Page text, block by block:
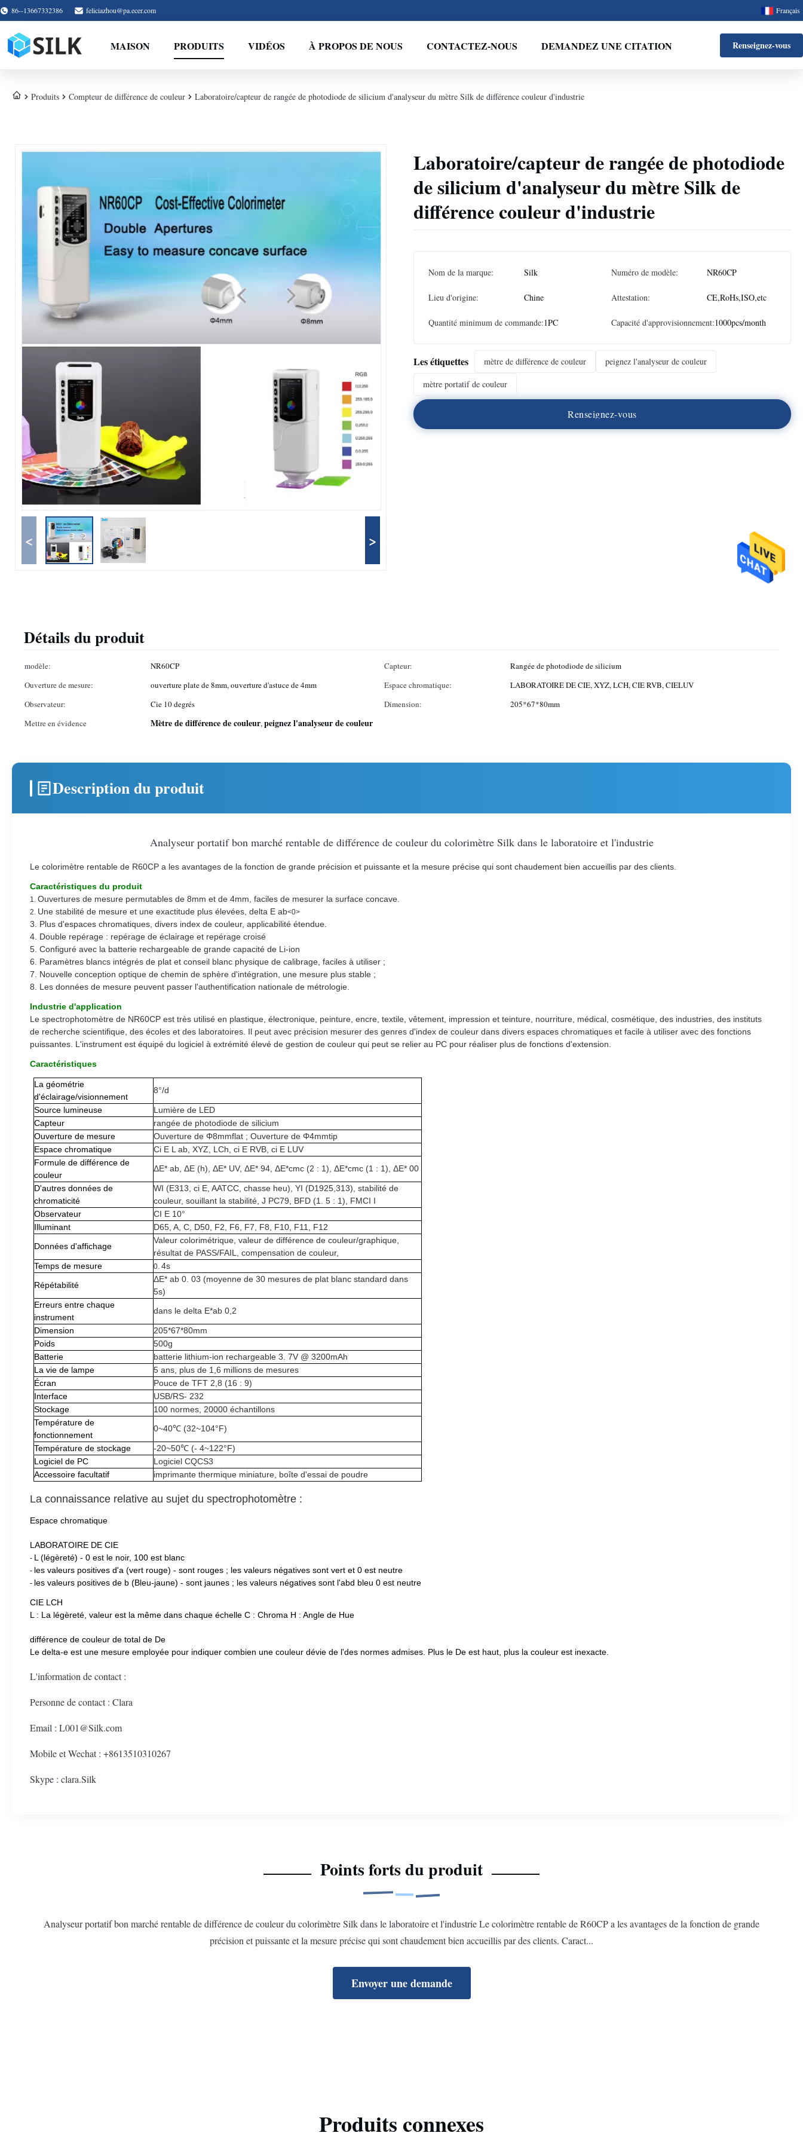
86--13667332386 feliciazhou@pa.ecer.com Français
MAISON PRODUITS VIDÉOS À PROPOS DE NOUS CONTACTEZ-NOUS DEMANDEZ UNE CITATION Renseignez-vous
Produits Compteur de différence de couleur Laboratoire/capteur de rangée de photodiode de silicium d'analyseur du mètre Silk de différence couleur d'industrie
< >
Laboratoire/capteur de rangée de photodiode
de silicium d'analyseur du mètre Silk de
différence couleur d'industrie
Nom de la marque: Silk Numéro de modèle: NR60CP
Lieu d'origine: Chine Attestation: CE,RoHs,ISO,etc
Quantité minimum de commande:1PC Capacité d'approvisionnement:1000pcs/month
Les étiquettes mètre de différence de couleur
peignez l'analyseur de couleur
mètre portatif de couleur
Renseignez-vous
Détails du produit
modèle: NR60CP Capteur:
Rangée de photodiode de silicium
Ouverture de mesure:
ouverture plate de 8mm, ouverture d'astuce de 4mm Espace chromatique:
LABORATOIRE DE CIE, XYZ, LCH, CIE RVB, CIELUV
Observateur:
Cie 10 degrés Dimension:
205*67*80mm
Mettre en évidence
Mètre de différence de couleur,peignez l'analyseur de couleur
Description du produit
Analyseur portatif bon marché rentable de différence de couleur du colorimètre Silk dans le laboratoire et l'industrie
Le colorimètre rentable de R60CP a les avantages de la fonction de grande précision et puissante et la mesure précise qui sont chaudement bien accueillis par des clients.
Caractéristiques du produit
1. Ouvertures de mesure permutables de 8mm et de 4mm, faciles de mesurer la surface concave.
2. Une stabilité de mesure et une exactitude plus élevées, delta E ab<0>
3. Plus d'espaces chromatiques, divers index de couleur, applicabilité étendue.
4. Double repérage : repérage de éclairage et repérage croisé
5. Configuré avec la batterie rechargeable de grande capacité de Li-ion
6. Paramètres blancs intégrés de plat et conseil blanc physique de calibrage, faciles à utiliser ;
7. Nouvelle conception optique de chemin de sphère d'intégration, une mesure plus stable ;
8. Les données de mesure peuvent passer l'authentification nationale de métrologie.
Industrie d'application
Le spectrophotomètre de NR60CP est très utilisé en plastique, électronique, peinture, encre, textile, vêtement, impression et teinture, nourriture, médical, cosmétique, des industries, des instituts
de recherche scientifique, des écoles et des laboratoires. Il peut avec précision mesurer des genres d'index de couleur dans divers espaces chromatiques et facile à utiliser avec des fonctions
puissantes. L'instrument est équipé du logiciel à extrémité élevé de gestion de couleur qui peut se relier au PC pour réaliser plus de fonctions d'extension.
Caractéristiques
La géométrie
d'éclairage/visionnement
8°/d
Source lumineuse
Lumière de LED
Capteur
rangée de photodiode de silicium
Ouverture de mesure
Ouverture de Φ8mmflat ; Ouverture de Φ4mmtip
Espace chromatique
Ci E L ab, XYZ, LCh, ci E RVB, ci E LUV
Formule de différence de
couleur
ΔE* ab, ΔE (h), ΔE* UV, ΔE* 94, ΔE*cmc (2 : 1), ΔE*cmc (1 : 1), ΔE* 00
D'autres données de
chromaticité
WI (E313, ci E, AATCC, chasse heu), YI (D1925,313), stabilité de
couleur, souillant la stabilité, J PC79, BFD (1. 5 : 1), FMCI I
Observateur
CI E 10°
Illuminant
D65, A, C, D50, F2, F6, F7, F8, F10, F11, F12
Données d'affichage
Valeur colorimétrique, valeur de différence de couleur/graphique,
résultat de PASS/FAIL, compensation de couleur,
Temps de mesure
0.4s
Répétabilité
ΔE* ab 0. 03 (moyenne de 30 mesures de plat blanc standard dans
5s)
Erreurs entre chaque
instrument
dans le delta E*ab 0,2
Dimension
205*67*80mm
Poids
500g
Batterie
batterie lithium-ion rechargeable 3. 7V @ 3200mAh
La vie de lampe
5 ans, plus de 1,6 millions de mesures
Écran
Pouce de TFT 2,8 (16 : 9)
Interface
USB/RS- 232
Stockage
100 normes, 20000 échantillons
Température de
fonctionnement
0~40℃ (32~104°F)
Température de stockage
-20~50℃ (- 4~122°F)
Logiciel de PC
Logiciel CQCS3
Accessoire facultatif
imprimante thermique miniature, boîte d'essai de poudre
La connaissance relative au sujet du spectrophotomètre :
Espace chromatique
LABORATOIRE DE CIE
- L (légèreté) - 0 est le noir, 100 est blanc
- les valeurs positives d'a (vert rouge) - sont rouges ; les valeurs négatives sont vert et 0 est neutre
- les valeurs positives de b (Bleu-jaune) - sont jaunes ; les valeurs négatives sont l'abd bleu 0 est neutre
CIE LCH
L : La légèreté, valeur est la même dans chaque échelle C : Chroma H : Angle de Hue
différence de couleur de total de De
Le delta-e est une mesure employée pour indiquer combien une couleur dévie de l'des normes admises. Plus le De est haut, plus la couleur est inexacte.
L'information de contact :
Personne de contact : Clara
Email : L001@Silk.com
Mobile et Wechat : +8613510310267
Skype : clara.Silk
Points forts du produit
Analyseur portatif bon marché rentable de différence de couleur du colorimètre Silk dans le laboratoire et l'industrie Le colorimètre rentable de R60CP a les avantages de la fonction de grande
précision et puissante et la mesure précise qui sont chaudement bien accueillis par des clients. Caract...
Envoyer une demande
Produits connexes